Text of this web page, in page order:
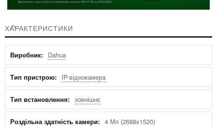
ХАРАКТЕРИСТИКИ
Dahua
IP-відеокамера
зовнішнє
4 Мп (2688x1520)